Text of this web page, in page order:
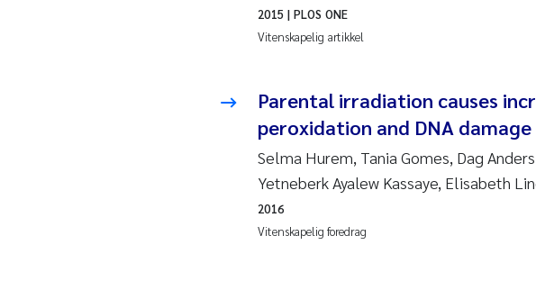
Mari Moren
Helene Frigstad
Paula Brighytte Ocampo
Vitenskapelig artikkel
2015 | PLOS ONE
Parental irradiation causes
peroxidation and DNA
Selma Hurem, Tania Gomes, Dag
Yetneberk Ayalew Kassaye, Elisabeth
Vitenskapelig foredrag
2016